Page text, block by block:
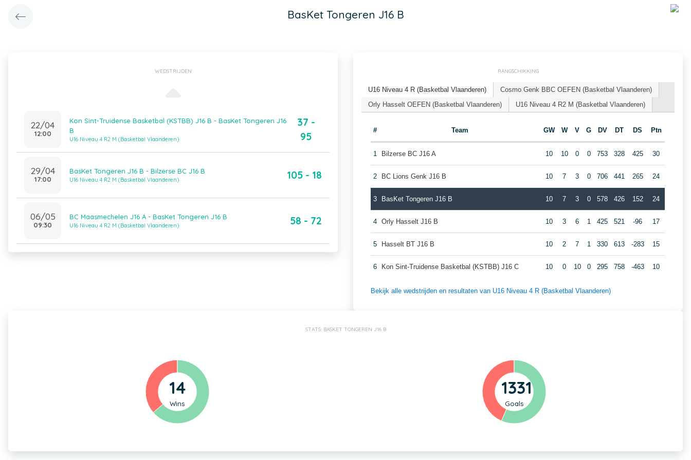
BasKet Tongeren J16 B
WEDSTRIJDEN
22/04
12:00
Kon Sint-Truidense Basketbal (KSTBB) J16 B - BasKet Tongeren J16
B
U16 Niveau 4 R2 M (Basketbal Vlaanderen)
37 -
95
29/04
17:00
BasKet Tongeren J16 B - Bilzerse BC J16 B
U16 Niveau 4 R2 M (Basketbal Vlaanderen) 105 - 18
06/05
09:30
BC Maasmechelen J16 A - BasKet Tongeren J16 B
U16 Niveau 4 R2 M (Basketbal Vlaanderen) 58 - 72
RANGSCHIKKING
U16 Niveau 4 R (Basketbal Vlaanderen)
Cosmo Genk BBC OEFEN (Basketbal Vlaanderen)
Orly Hasselt OEFEN (Basketbal Vlaanderen)
U16 Niveau 4 R2 M (Basketbal Vlaanderen)
# Team GW W V G DV DT DS Ptn
1 Bilzerse BC J16 A 10 10 0 0 753 328 425 30
2 BC Lions Genk J16 B 10 7 3 0 706 441 265 24
3 BasKet Tongeren J16 B 10 7 3 0 578 426 152 24
4 Orly Hasselt J16 B 10 3 6 1 425 521 -96 17
5 Hasselt BT J16 B 10 2 7 1 330 613 -283 15
6 Kon Sint-Truidense Basketbal (KSTBB) J16 C 10 0 10 0 295 758 -463 10
Bekijk alle wedstrijden en resultaten van U16 Niveau 4 R (Basketbal Vlaanderen)
STATS: BASKET TONGEREN J16 B
14
Wins
1331
Goals